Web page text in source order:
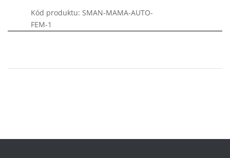
Kód produktu: SMAN-MAMA-AUTO-
FEM-1